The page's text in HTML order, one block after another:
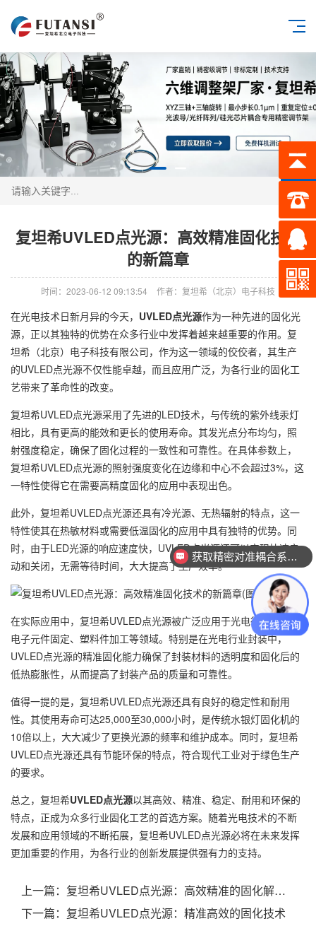
搜索
复坦希UVLED点光源：高效精准固化技术
的新篇章
时间：2023-06-12 09:13:54 作者：复坦希（北京）电子科技
在光电技术日新月异的今天， UVLED点光源作为一种先进的固化光
源，正以其独特的优势在众多行业中发挥着越来越重要的作用。复
坦希（北京）电子科技有限公司，作为这一领域的佼佼者，其生产
的UVLED点光源不仅性能卓越，而且应用广泛，为各行业的固化工
艺带来了革命性的改变。
复坦希UVLED点光源采用了先进的LED技术，与传统的紫外线汞灯
相比，具有更高的能效和更长的使用寿命。其发光点分布均匀，照
射强度稳定，确保了固化过程的一致性和可靠性。在具体参数上，
复坦希UVLED点光源的照射强度变化在边缘和中心不会超过3%，这
一特性使得它在需要高精度固化的应用中表现出色。
此外，复坦希UVLED点光源还具有冷光源、无热辐射的特点，这一
特性使其在热敏材料或需要低温固化的应用中具有独特的优势。同
时，由于LED光源的响应速度快，UVLED点光源还可以实现快速启
动和关闭，无需等待时间，大大提高了生产效率。
在实际应用中，复坦希UVLED点光源被广泛应用于光电行业封装、
电子元件固定、塑料件加工等领域。特别是在光电行业封装中，
UVLED点光源的精准固化能力确保了封装材料的透明度和固化后的
低热膨胀性，从而提高了封装产品的质量和可靠性。
值得一提的是，复坦希UVLED点光源还具有良好的稳定性和耐用
性。其使用寿命可达25,000至30,000小时，是传统水银灯固化机的
10倍以上，大大减少了更换光源的频率和维护成本。同时，复坦希
UVLED点光源还具有节能环保的特点，符合现代工业对于绿色生产
的要求。
总之，复坦希UVLED点光源以其高效、精准、稳定、耐用和环保的
特点，正成为众多行业固化工艺的首选方案。随着光电技术的不断
发展和应用领域的不断拓展，复坦希UVLED点光源必将在未来发挥
更加重要的作用，为各行业的创新发展提供强有力的支持。
上一篇： 复坦希UVLED点光源：高效精准的固化解决方案
下一篇： 复坦希UVLED点光源：精准高效的固化技术
获取精密对准耦合系统技术方案